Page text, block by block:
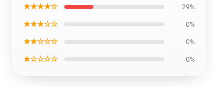
★★★★☆ 29%
★★★☆☆ 0%
★★☆☆☆ 0%
★☆☆☆☆ 0%